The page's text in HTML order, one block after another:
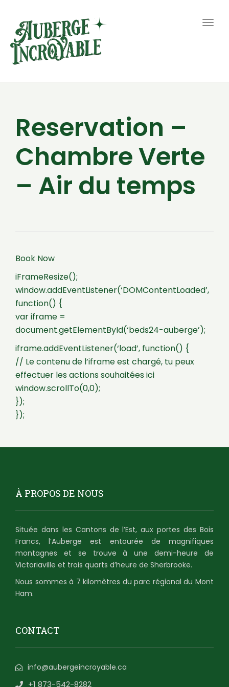
Reservation –
Chambre Verte
– Air du temps
Book Now
iFrameResize();
window.addEventListener(‘DOMContentLoaded’,
function() {
var iframe =
document.getElementById(‘beds24-auberge’);
iframe.addEventListener(‘load’, function() {
// Le contenu de l’iframe est chargé, tu peux
effectuer les actions souhaitées ici
window.scrollTo(0,0);
});
});
À PROPOS DE NOUS
Située dans les Cantons de l’Est, aux portes des Bois
Francs, l’Auberge est entourée de magnifiques
montagnes et se trouve à une demi-heure de
Victoriaville et trois quarts d’heure de Sherbrooke.
Nous sommes à 7 kilomètres du parc régional du Mont
Ham.
CONTACT
info@aubergeincroyable.ca
+1 873-542-8282